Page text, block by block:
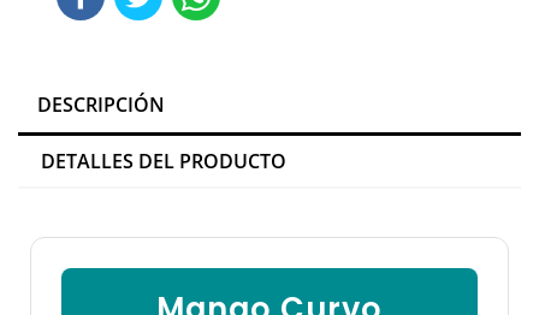
DESCRIPCIÓN
DETALLES DEL PRODUCTO